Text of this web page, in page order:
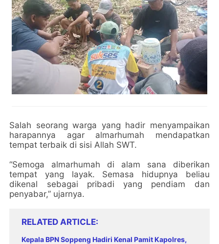
Salah seorang warga yang hadir menyampaikan
harapannya agar almarhumah mendapatkan
tempat terbaik di sisi Allah SWT.
“Semoga almarhumah di alam sana diberikan
tempat yang layak. Semasa hidupnya beliau
dikenal sebagai pribadi yang pendiam dan
penyabar,” ujarnya.
RELATED ARTICLE
Kepala BPN Soppeng Hadiri Kenal Pamit Kapolres,